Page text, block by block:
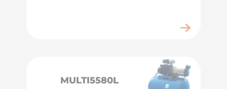
MULTI5580L